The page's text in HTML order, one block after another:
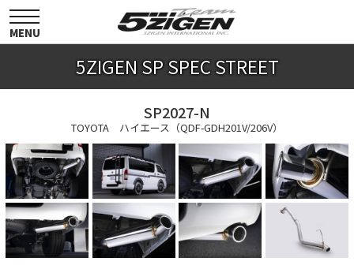
toggle
navigation
MENU
5ZIGEN SP SPEC STREET
SP2027-N
TOYOTA ハイエース（QDF-GDH201V/206V）